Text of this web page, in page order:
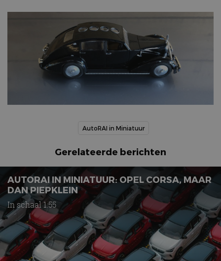
AutoRAI in Miniatuur
Gerelateerde berichten
AUTORAI IN MINIATUUR: OPEL CORSA, MAAR
DAN PIEPKLEIN
In schaal 1:55